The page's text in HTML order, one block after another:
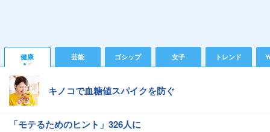
健康 芸能 ゴシップ 女子 トレンド
キノコで血糖値スパイクを防ぐ
「モテるためのヒント」326人に